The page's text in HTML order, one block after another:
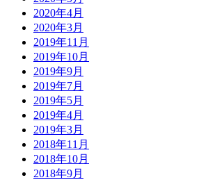
2020年4月
2020年3月
2019年11月
2019年10月
2019年9月
2019年7月
2019年5月
2019年4月
2019年3月
2018年11月
2018年10月
2018年9月